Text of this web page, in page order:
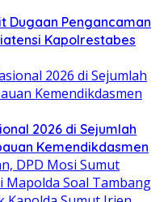
Dugaan Pengancaman
Kapolrestabes
2026 di Sejumlah
Kemendikdasmen